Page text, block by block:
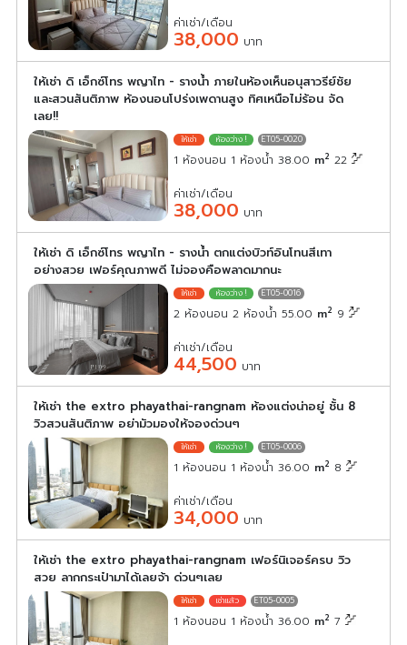
ค่าเช่า/เดือน
38,000 บาท
ให้เช่า ดิ เอ็กซ์โทร พญาไท - รางน้ำ ภายในห้องเห็นอนุสาวรีย์ชัย
และสวนสันติภาพ ห้องนอนโปร่งเพดานสูง ทิศเหนือไม่ร้อน จัด
เลย!!
ET05-0020
1 ห้องนอน 1 ห้องน้ำ 38.00 m2 22
ค่าเช่า/เดือน
38,000 บาท
ให้เช่า ดิ เอ็กซ์โทร พญาไท - รางน้ำ ตกแต่งบิวท์อินโทนสีเทา
อย่างสวย เฟอร์คุณภาพดี ไม่จองคือพลาดมากนะ
ET05-0016
2 ห้องนอน 2 ห้องน้ำ 55.00 m2 9
ค่าเช่า/เดือน
44,500 บาท
ให้เช่า the extro phayathai-rangnam ห้องแต่งน่าอยู่ ชั้น 8
วิวสวนสันติภาพ อย่ามัวมองให้จองด่วนๆ
ET05-0006
1 ห้องนอน 1 ห้องน้ำ 36.00 m2 8
ค่าเช่า/เดือน
34,000 บาท
ให้เช่า the extro phayathai-rangnam เฟอร์นิเจอร์ครบ วิว
สวย ลากกระเป๋ามาได้เลยจ้า ด่วนๆเลย
ET05-0005
1 ห้องนอน 1 ห้องน้ำ 36.00 m2 7